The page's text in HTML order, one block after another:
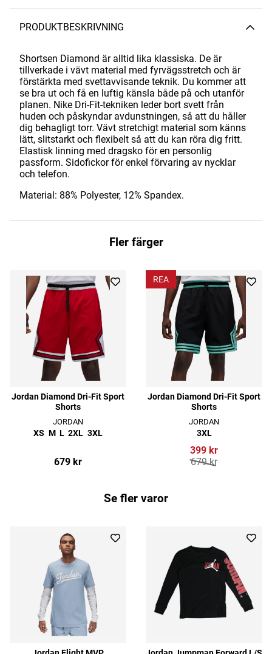
PRODUKTBESKRIVNING
Shortsen Diamond är alltid lika klassiska. De är
tillverkade i vävt material med fyrvägsstretch och är
förstärkta med svettavvisande teknik. Du kommer att
se bra ut och få en luftig känsla både på och utanför
planen. Nike Dri-Fit-tekniken leder bort svett från
huden och påskyndar avdunstningen, så att du håller
dig behagligt torr. Vävt stretchigt material som känns
lätt, slitstarkt och flexibelt så att du kan röra dig fritt.
Elastisk linning med dragsko för en personlig
passform. Sidofickor för enkel förvaring av nycklar
och telefon.
Material: 88% Polyester, 12% Spandex.
Fler färger
Jordan Diamond Dri-Fit Sport
Shorts
JORDAN
XS M L 2XL 3XL
679 kr
REA
Jordan Diamond Dri-Fit Sport
Shorts
JORDAN
3XL
399 kr
679 kr
Se fler varor